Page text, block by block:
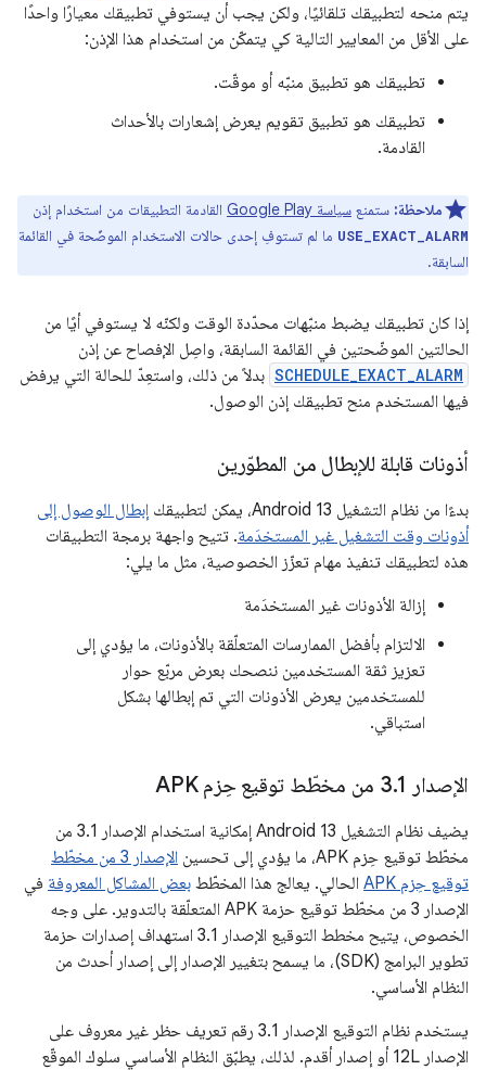
يتم منحه لتطبيقك تلقائيًا، ولكن يجب أن يستوفي تطبيقك معيارًا واحدًا
على الأقل من المعايير التالية كي يتمكّن من استخدام هذا الإذن:
تطبيقك هو تطبيق منبّه أو موقّت.
تطبيقك هو تطبيق تقويم يعرض إشعارات بالأحداث
القادمة.
ملاحظة: ستمنع سياسة Google Play القادمة التطبيقات من استخدام إذن
USE_EXACT_ALARM ما لم تستوفِ إحدى حالات الاستخدام الموضّحة في القائمة
السابقة.
إذا كان تطبيقك يضبط منبّهات محدّدة الوقت ولكنّه لا يستوفي أيًا من
الحالتين الموضّحتين في القائمة السابقة، واصِل الإفصاح عن إذن
SCHEDULE_EXACT_ALARM بدلاً من ذلك، واستعِدّ للحالة التي يرفض
فيها المستخدم منح تطبيقك إذن الوصول.
أذونات قابلة للإبطال من المطوّرين
بدءًا من نظام التشغيل Android 13، يمكن لتطبيقك
إبطال الوصول إلى
أذونات وقت التشغيل غير المستخدَمة. تتيح واجهة برمجة التطبيقات
هذه لتطبيقك تنفيذ مهام تعزّز الخصوصية، مثل ما يلي:
إزالة الأذونات غير المستخدَمة
الالتزام بأفضل الممارسات المتعلّقة بالأذونات، ما يؤدي إلى
تعزيز ثقة المستخدمين ننصحك بعرض مربّع حوار
للمستخدمين يعرض الأذونات التي تم إبطالها بشكل
استباقي.
الإصدار 3 .1 من مخطّط توقيع حِزم APK
يضيف نظام التشغيل Android 13 إمكانية استخدام الإصدار 3.1 من
مخطّط توقيع حِزم APK، ما يؤدي إلى تحسين
الإصدار 3 من مخطّط
توقيع حِزم APK
الحالي. يعالج هذا المخطّط بعض المشاكل المعروفة في
الإصدار 3 من مخطّط توقيع حزمة APK المتعلّقة بالتدوير. على وجه
الخصوص، يتيح مخطط التوقيع الإصدار 3.1 استهداف إصدارات حزمة
تطوير البرامج (SDK)، ما يسمح بتغيير الإصدار إلى إصدار أحدث من
النظام الأساسي.
يستخدم نظام التوقيع الإصدار 3.1 رقم تعريف حظر غير معروف على
الإصدار 12L أو إصدار أقدم. لذلك، يطبّق النظام الأساسي سلوك الموقّع